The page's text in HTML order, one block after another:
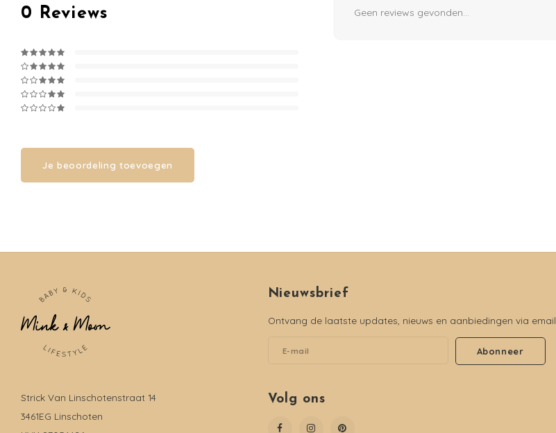
0 Reviews
Je beoordeling toevoegen
Geen reviews gevonden...
Strick Van Linschotenstraat 14
3461EG Linschoten
Nieuwsbrief
Ontvang de laatste updates, nieuws en aanbiedingen via email
Abonneer
Volg ons